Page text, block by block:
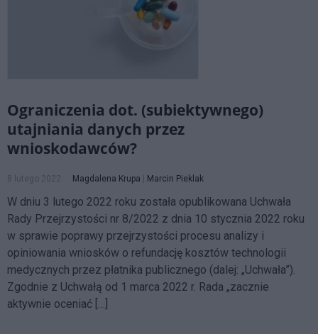
Ograniczenia dot. (subiektywnego)
utajniania danych przez
wnioskodawców?
8 lutego 2022 Magdalena Krupa | Marcin Pieklak
W dniu 3 lutego 2022 roku została opublikowana Uchwała
Rady Przejrzystości nr 8/2022 z dnia 10 stycznia 2022 roku
w sprawie poprawy przejrzystości procesu analizy i
opiniowania wniosków o refundację kosztów technologii
medycznych przez płatnika publicznego (dalej: „Uchwała”).
Zgodnie z Uchwałą od 1 marca 2022 r. Rada „zacznie
aktywnie oceniać […]